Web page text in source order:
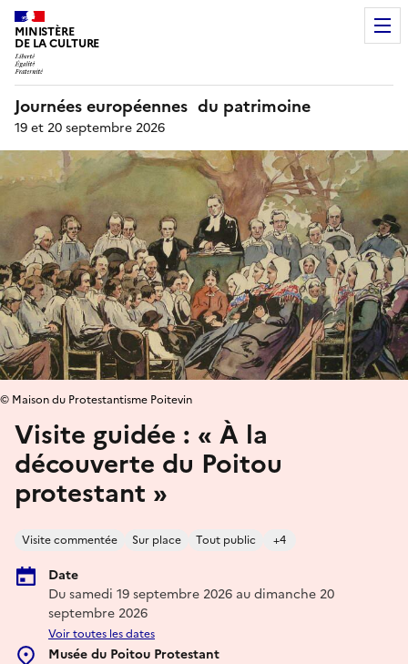
MINISTÈRE
DE LA CULTURE
Journées européennes du patrimoine
19 et 20 septembre 2026
Visite guidée : « À la
découverte du Poitou
protestant »
Visite commentée Sur place Tout public +4
Date
Du samedi 19 septembre 2026 au dimanche 20
septembre 2026
Voir toutes les dates
Musée du Poitou Protestant
© Maison du Protestantisme Poitevin